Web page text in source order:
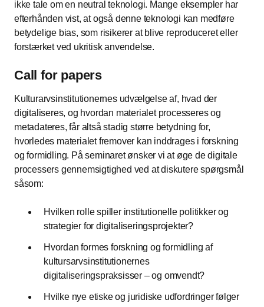
ikke tale om en neutral teknologi. Mange eksempler har
efterhånden vist, at også denne teknologi kan medføre
betydelige bias, som risikerer at blive reproduceret eller
forstærket ved ukritisk anvendelse.
Call for papers
Kulturarvsinstitutionernes udvælgelse af, hvad der
digitaliseres, og hvordan materialet processeres og
metadateres, får altså stadig større betydning for,
hvorledes materialet fremover kan inddrages i forskning
og formidling. På seminaret ønsker vi at øge de digitale
processers gennemsigtighed ved at diskutere spørgsmål
såsom:
Hvilken rolle spiller institutionelle politikker og
strategier for digitaliseringsprojekter?
Hvordan formes forskning og formidling af
kultursarvsinstitutionernes
digitaliseringspraksisser – og omvendt?
Hvilke nye etiske og juridiske udfordringer følger